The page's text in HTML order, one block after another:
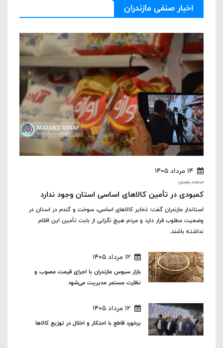
اخبار صنفی مازندران
14 مرداد 1405
استاندار مازندران:
کمبودی در تأمین کالاهای اساسی استان وجود ندارد
استاندار مازندران گفت: ذخایر کالاهای اساسی، سوخت و گندم در استان در
وضعیت مطلوب قرار دارد و مردم هیچ نگرانی از بابت تأمین این اقلام
نداشته باشند.
12 مرداد 1405
بازار سبوس مازندران با اجرای قیمت مصوب و
نظارت مستمر مدیریت می‌شود
12 مرداد 1405
برخورد قاطع با احتکار و اخلال در توزیع کالاها